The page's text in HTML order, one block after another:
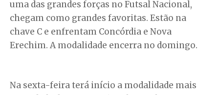
uma das grandes forças no Futsal Nacional,
chegam como grandes favoritas. Estão na
chave C e enfrentam Concórdia e Nova
Erechim. A modalidade encerra no domingo.
Na sexta-feira terá início a modalidade mais